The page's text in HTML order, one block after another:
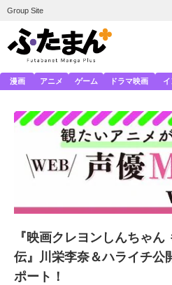
Group Site
漫画 アニメ ゲーム ドラマ映画
『映画クレヨンしんちゃ
伝』川栄李奈＆ハライチ公
ポート！